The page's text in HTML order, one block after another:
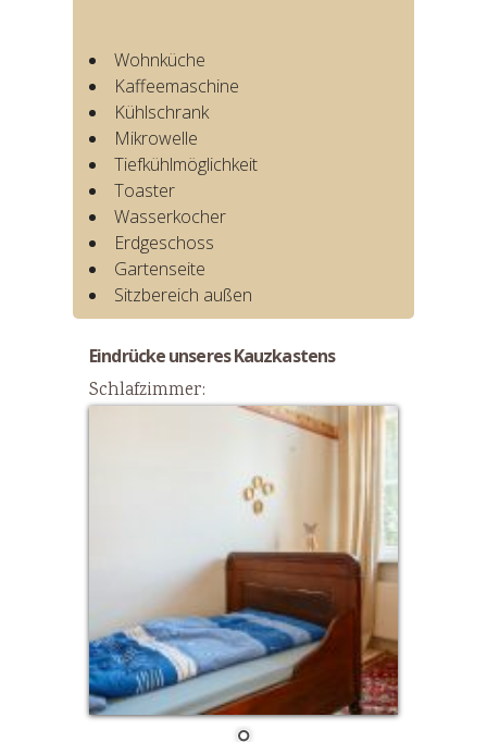
Wohnküche
Kaffeemaschine
Kühlschrank
Mikrowelle
Tiefkühlmöglichkeit
Toaster
Wasserkocher
Erdgeschoss
Gartenseite
Sitzbereich außen
Eindrücke unseres Kauzkastens
Schlafzimmer: